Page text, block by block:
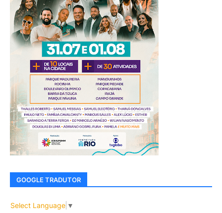
GOOGLE TRADUTOR
Select Language ▼